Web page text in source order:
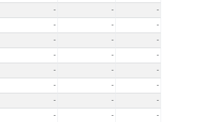
- -
-
- -
-
- -
-
- -
-
- -
-
- -
-
- -
-
- -
-